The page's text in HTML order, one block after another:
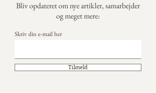
Bliv opdateret om nye artikler, samarbejder
og meget mere:
Skriv din e-mail her
Tilmeld